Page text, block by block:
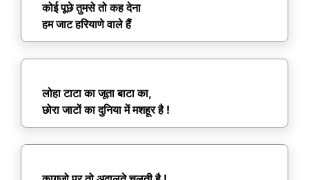
कोई पूछे तुमसे तो कह देना
हम जाट हरियाणे वाले हैं
लोहा टाटा का जूता बाटा का,
छोरा जाटों का दुनिया में मशहूर है !